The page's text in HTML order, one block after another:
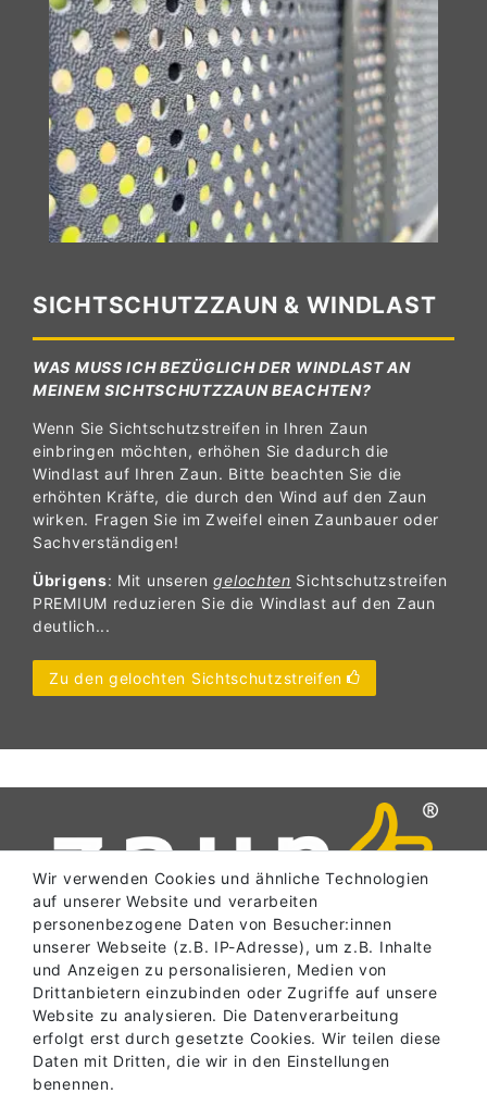
SICHTSCHUTZZAUN & WINDLAST
WAS MUSS ICH BEZÜGLICH DER WINDLAST AN
MEINEM SICHTSCHUTZZAUN BEACHTEN?
Wenn Sie Sichtschutzstreifen in Ihren Zaun
einbringen möchten, erhöhen Sie dadurch die
Windlast auf Ihren Zaun. Bitte beachten Sie die
erhöhten Kräfte, die durch den Wind auf den Zaun
wirken. Fragen Sie im Zweifel einen Zaunbauer oder
Sachverständigen!
Übrigens: Mit unserengelochten Sichtschutzstreifen
PREMIUM reduzieren Sie die Windlast auf den Zaun
deutlich...
Zu den gelochten Sichtschutzstreifen
SERVICE
INFORMATIONEN
Wir verwenden Cookies und ähnliche Technologien
auf unserer Website und verarbeiten
personenbezogene Daten von Besucher:innen
unserer Webseite (z.B. IP-Adresse), um z.B. Inhalte
und Anzeigen zu personalisieren, Medien von
Drittanbietern einzubinden oder Zugriffe auf unsere
Website zu analysieren. Die Datenverarbeitung
erfolgt erst durch gesetzte Cookies. Wir teilen diese
Daten mit Dritten, die wir in den Einstellungen
benennen.